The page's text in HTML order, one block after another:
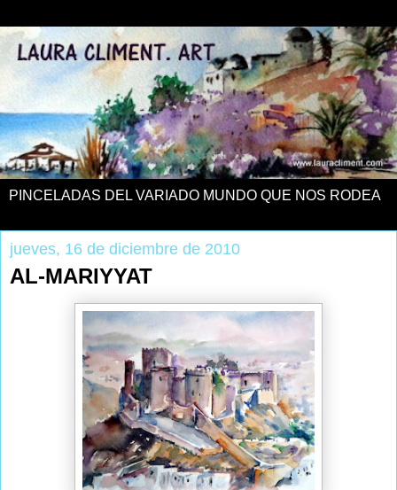
PINCELADAS DEL VARIADO MUNDO QUE NOS RODEA
jueves, 16 de diciembre de 2010
AL-MARIYYAT